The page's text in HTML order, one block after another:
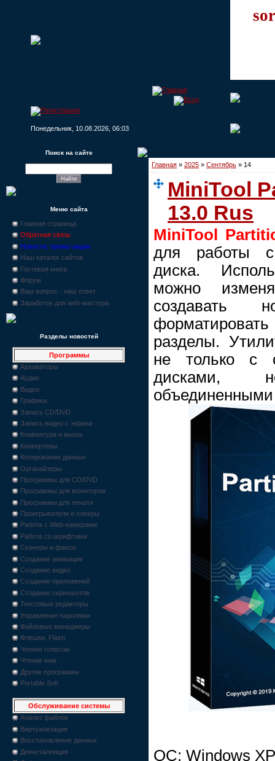
Понедельник, 10.08.2026, 06:03
Поиск на сайте
Меню сайта
Главная страница
Обратная связь
Новости, промо-акции
Наш каталог сайтов
Гостевая книга
Форум
Ваш вопрос - наш ответ
Заработок для web-мастера
Разделы новостей
Программы
Архиваторы
Аудио
Видео
Графика
Запись CD/DVD
Запись видео с экрана
Клавиатура и мышь
Конвертеры
Копирование данных
Органайзеры
Программы для CD/DVD
Программы для мониторов
Программы для печати
Проигрыватели и плееры
Работа с Web-камерами
Работа со шрифтами
Сканеры и факсы
Создание анимации
Создание видео
Создание приложений
Создание скриншотов
Текстовые редакторы
Управление паролями
Файловые менеджеры
Флешки, Flash
Чтение голосом
Чтение книг
Другие программы
Portable Soft
Обслуживание системы
Анализ файлов
Виртуализация
Восстановление данных
Деинсталляция
Главная » 2025 » Сентябрь » 14
MiniTool
13.0 Rus
MiniTool
для работы с
диска.
можно
создавать
разделы.
не только с
дисками,
ОС: Windows